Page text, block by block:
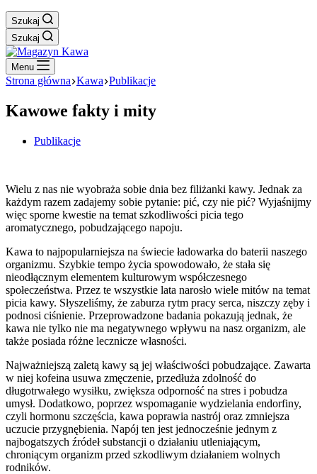
Szukaj
Szukaj
Menu
Strona główna Kawa Publikacje
Kawowe fakty i mity
Publikacje
Wielu z nas nie wyobraża sobie dnia bez filiżanki kawy. Jednak za
każdym razem zadajemy sobie pytanie: pić, czy nie pić? Wyjaśnijmy
więc sporne kwestie na temat szkodliwości picia tego
aromatycznego, pobudzającego napoju.
Kawa to najpopularniejsza na świecie ładowarka do baterii naszego
organizmu. Szybkie tempo życia spowodowało, że stała się
nieodłącznym elementem kulturowym współczesnego
społeczeństwa. Przez te wszystkie lata narosło wiele mitów na temat
picia kawy. Słyszeliśmy, że zaburza rytm pracy serca, niszczy zęby i
podnosi ciśnienie. Przeprowadzone badania pokazują jednak, że
kawa nie tylko nie ma negatywnego wpływu na nasz organizm, ale
także posiada różne lecznicze własności.
Najważniejszą zaletą kawy są jej właściwości pobudzające. Zawarta
w niej kofeina usuwa zmęczenie, przedłuża zdolność do
długotrwałego wysiłku, zwiększa odporność na stres i pobudza
umysł. Dodatkowo, poprzez wspomaganie wydzielania endorfiny,
czyli hormonu szczęścia, kawa poprawia nastrój oraz zmniejsza
uczucie przygnębienia. Napój ten jest jednocześnie jednym z
najbogatszych źródeł substancji o działaniu utleniającym,
chroniącym organizm przed szkodliwym działaniem wolnych
rodników.